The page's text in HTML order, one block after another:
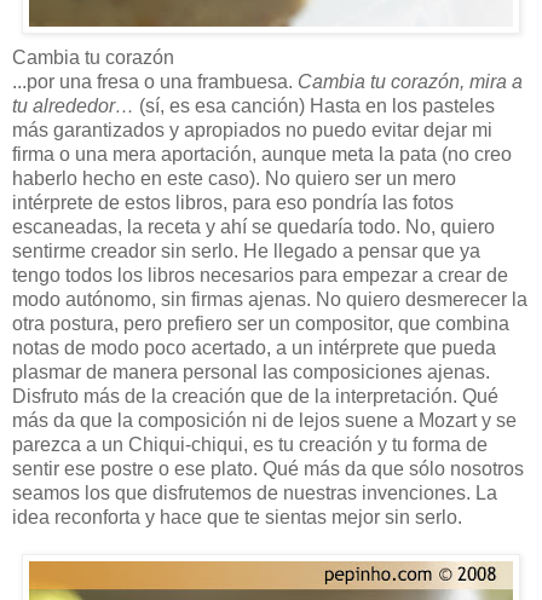
Cambia tu corazón
...por una fresa o una frambuesa. Cambia tu corazón, mira a
tu alrededor… (sí, es esa canción) Hasta en los pasteles
más garantizados y apropiados no puedo evitar dejar mi
firma o una mera aportación, aunque meta la pata (no creo
haberlo hecho en este caso). No quiero ser un mero
intérprete de estos libros, para eso pondría las fotos
escaneadas, la receta y ahí se quedaría todo. No, quiero
sentirme creador sin serlo. He llegado a pensar que ya
tengo todos los libros necesarios para empezar a crear de
modo autónomo, sin firmas ajenas. No quiero desmerecer la
otra postura, pero prefiero ser un compositor, que combina
notas de modo poco acertado, a un intérprete que pueda
plasmar de manera personal las composiciones ajenas.
Disfruto más de la creación que de la interpretación. Qué
más da que la composición ni de lejos suene a Mozart y se
parezca a un Chiqui-chiqui, es tu creación y tu forma de
sentir ese postre o ese plato. Qué más da que sólo nosotros
seamos los que disfrutemos de nuestras invenciones. La
idea reconforta y hace que te sientas mejor sin serlo.